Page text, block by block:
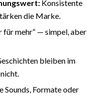
Konsistente
die Marke.
für mehr“ — simpel, aber
bleiben im
Sounds, Formate oder